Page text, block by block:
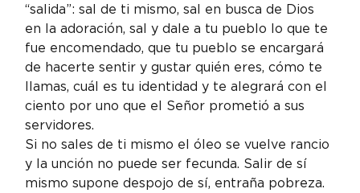
“salida”: sal de ti mismo, sal en busca de Dios
en la adoración, sal y dale a tu pueblo lo que te
fue encomendado, que tu pueblo se encargará
de hacerte sentir y gustar quién eres, cómo te
llamas, cuál es tu identidad y te alegrará con el
ciento por uno que el Señor prometió a sus
servidores.
Si no sales de ti mismo el óleo se vuelve rancio
y la unción no puede ser fecunda. Salir de sí
mismo supone despojo de sí, entraña pobreza.